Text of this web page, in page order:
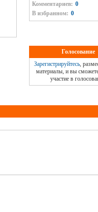
Комментариев: 0
В избранном: 0
Голосование
Зарегистрируйтесь,
материалы, и вы
участие в